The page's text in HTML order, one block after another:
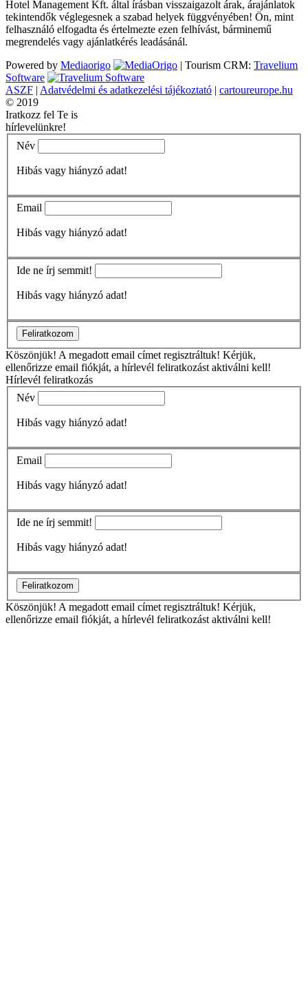
Hotel Management Kft. által írásban visszaigazolt árak, árajánlatok
tekintendők véglegesnek a szabad helyek függvényében! Ön, mint
felhasználó elfogadta és értelmezte ezen felhívást, bárminemű
megrendelés vagy ajánlatkérés leadásánál.
Powered by Mediaorigo | Tourism CRM: Travelium
Software
ASZF | Adatvédelmi és adatkezelési tájékoztató | cartoureurope.hu
© 2019
Iratkozz fel Te is
hírlevelünkre!
Név
Hibás vagy hiányzó adat!
Email
Hibás vagy hiányzó adat!
Ide ne írj semmit!
Hibás vagy hiányzó adat!
Feliratkozom
Köszönjük! A megadott email címet regisztráltuk! Kérjük,
ellenőrizze email fiókját, a hírlevél feliratkozást aktiválni kell!
Hírlevél feliratkozás
Név
Hibás vagy hiányzó adat!
Email
Hibás vagy hiányzó adat!
Ide ne írj semmit!
Hibás vagy hiányzó adat!
Feliratkozom
Köszönjük! A megadott email címet regisztráltuk! Kérjük,
ellenőrizze email fiókját, a hírlevél feliratkozást aktiválni kell!